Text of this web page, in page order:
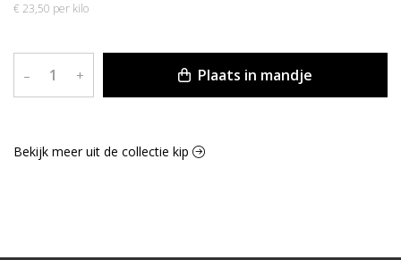
€ 23,50 per kilo
– + Plaats in mandje
Bekijk meer uit de collectie kip